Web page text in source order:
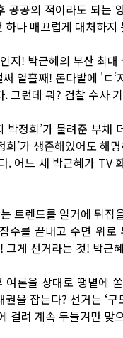
공공의 적이라도 되는
하나 매끄럽게 대처하
지! 박근혜의 부산 최
열흘째! 돈다발에 'ㄷ
그런데 뭐? 검찰 수사
박정희’가 물려준 부
희’가 생존해있어도 해
. 어느 새 박근혜가 TV
트렌드를 일거에 뒤집
수를 끝내고 수면 위
그게 선거라는 것! 박근
여론을 상대로 땡볕에
을 잡는다? 선거는 ‘
걸려 계속 두들겨만